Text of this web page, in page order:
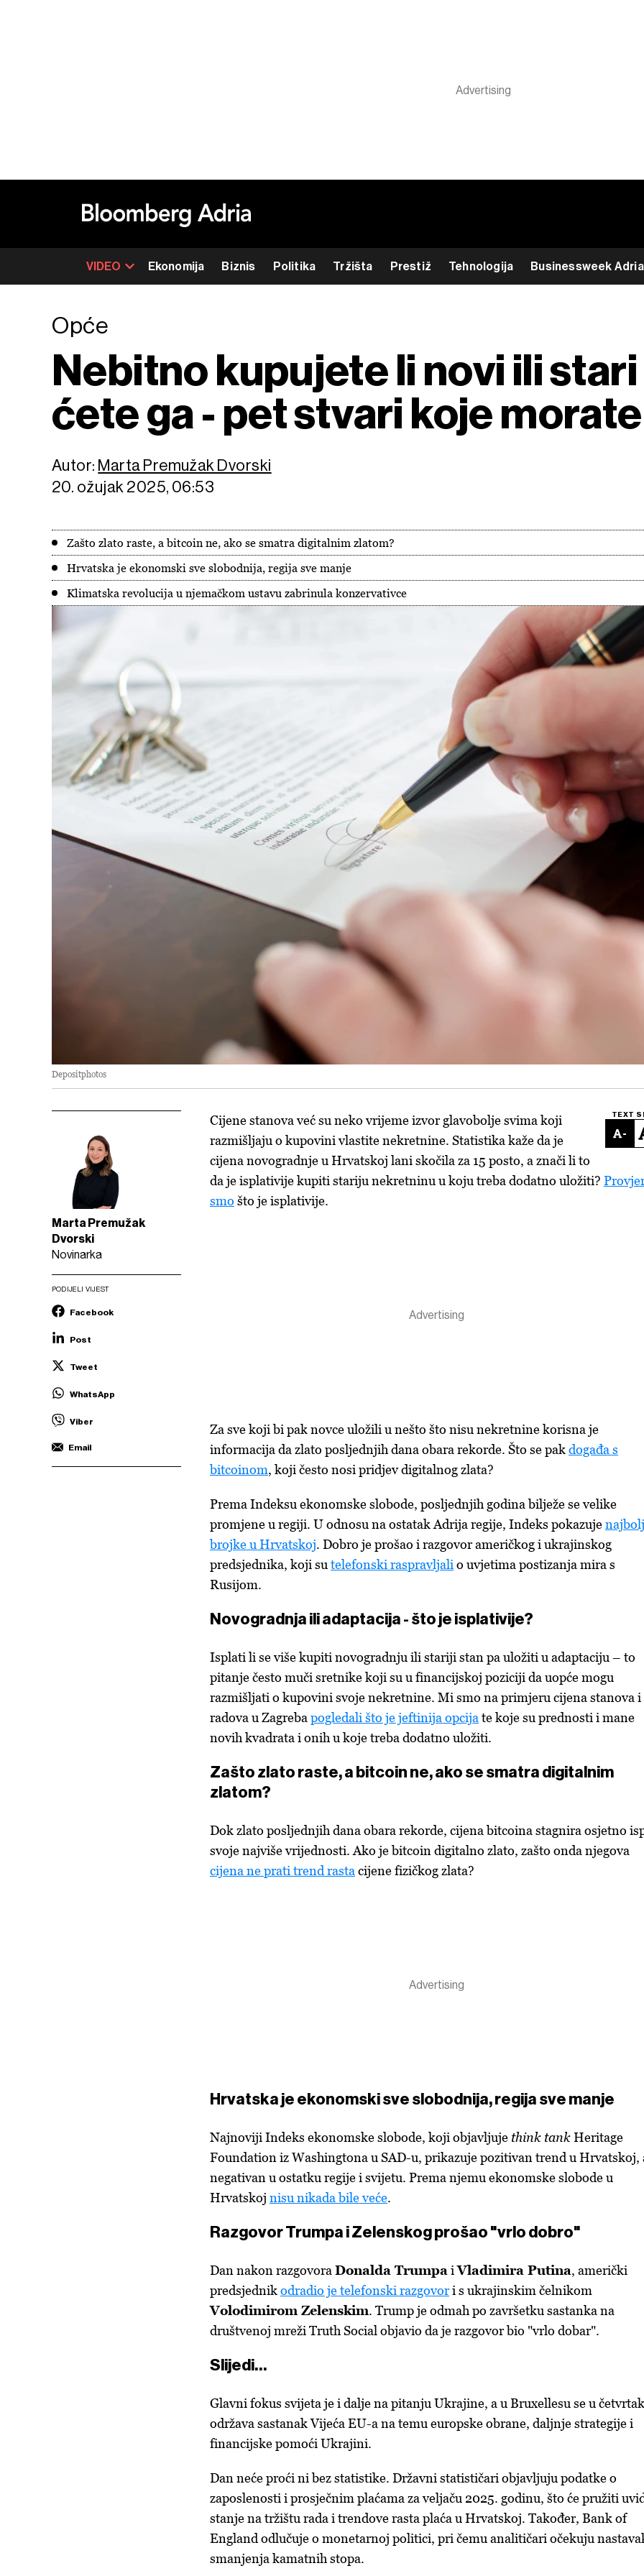
VIDEO Ekonomija Biznis Politika Tržišta Prestiž Tehnologija Businessweek Adria
Opće
Nebitno kupujete li novi ili
ćete ga - pet stvari koje
Autor: Marta Premužak Dvorski
20. ožujak 2025, 06:53
Zašto zlato raste, a bitcoin ne, ako se smatra digitalnim zlatom?
Hrvatska je ekonomski sve slobodnija, regija sve manje
Klimatska revolucija u njemačkom ustavu zabrinula konzervativce
Depositphotos
Marta Premužak
Dvorski
Novinarka
PODIJELI VIJEST
Facebook
Post
Tweet
WhatsApp
Viber
Email
TEXT
-
Cijene stanova već su neko vrijeme izvor glavobolje svima koji
razmišljaju o kupovini vlastite nekretnine. Statistika kaže da je
cijena novogradnje u Hrvatskoj lani skočila za 15 posto, a znači li to
da je isplativije kupiti stariju nekretninu u koju treba dodatno uložiti?
smo što je isplativije.
Za sve koji bi pak novce uložili u nešto što nisu nekretnine korisna je
informacija da zlato posljednjih dana obara rekorde. Što se pakdogađa s
bitcoinom, koji često nosi pridjev digitalnog zlata?
Prema Indeksu ekonomske slobode, posljednjih godina bilježe se velike
promjene u regiji. U odnosu na ostatak Adrija regije, Indeks pokazuje
brojke u Hrvatskoj. Dobro je prošao i razgovor američkog i ukrajinskog
predsjednika, koji su telefonski raspravljali o uvjetima postizanja mira s
Rusijom.
Novogradnja ili adaptacija - što je isplativije?
Isplati li se više kupiti novogradnju ili stariji stan pa uložiti u adaptaciju – to
pitanje često muči sretnike koji su u financijskoj poziciji da uopće mogu
razmišljati o kupovini svoje nekretnine. Mi smo na primjeru cijena stanova i
radova u Zagreba pogledali što je jeftinija opcija te koje su prednosti i mane
novih kvadrata i onih u koje treba dodatno uložiti.
Zašto zlato raste, a bitcoin ne, ako se smatra digitalnim
zlatom?
Dok zlato posljednjih dana obara rekorde, cijena bitcoina stagnira osjetno
svoje najviše vrijednosti. Ako je bitcoin digitalno zlato, zašto onda njegova
cijena ne prati trend rasta cijene fizičkog zlata?
Hrvatska je ekonomski sve slobodnija, regija sve manje
Najnoviji Indeks ekonomske slobode, koji objavljuje think tankHeritage
Foundation iz Washingtona u SAD-u, prikazuje pozitivan trend u Hrvatskoj,
negativan u ostatku regije i svijetu. Prema njemu ekonomske slobode u
Hrvatskoj nisu nikada bile veće.
Razgovor Trumpa i Zelenskog prošao "vrlo dobro"
Dan nakon razgovora Donalda Trumpa iVladimira Putina, američki
predsjednikodradio je telefonski razgovori s ukrajinskim čelnikom
Volodimirom Zelenskim. Trump je odmah po završetku sastanka na
društvenoj mreži Truth Social objavio da je razgovor bio "vrlo dobar".
Slijedi…
Glavni fokus svijeta je i dalje na pitanju Ukrajine, a u Bruxellesu se u četvrtak
održava sastanak Vijeća EU-a na temu europske obrane, daljnje strategije i
financijske pomoći Ukrajini.
Dan neće proći ni bez statistike. Državni statističari objavljuju podatke o
zaposlenosti i prosječnim plaćama za veljaču 2025. godinu, što će pružiti
stanje na tržištu rada i trendove rasta plaća u Hrvatskoj. Također, Bank of
England odlučuje o monetarnoj politici, pri čemu analitičari očekuju
smanjenja kamatnih stopa.